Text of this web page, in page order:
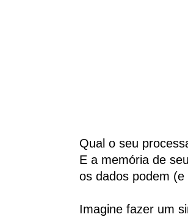
Qual o seu
E a memória de
os dados podem
Imagine fazer um